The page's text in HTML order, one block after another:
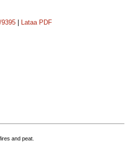
Lataa PDF
and peat.